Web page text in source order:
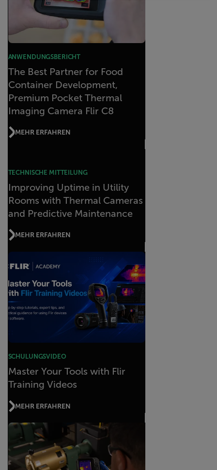
ANWENDUNGSBERICHT
The Best Partner for Food
Container Development,
Premium Pocket Thermal
Imaging Camera Flir C8
MEHR ERFAHREN
TECHNISCHE MITTEILUNG
Improving Uptime in Utility
Rooms with Thermal Cameras
and Predictive Maintenance
MEHR ERFAHREN
SCHULUNGSVIDEO
Master Your Tools with Flir
Training Videos
MEHR ERFAHREN